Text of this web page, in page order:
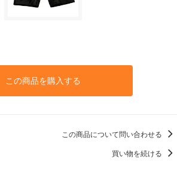
この商品を購入する
この商品について問い合わせる
買い物を続ける